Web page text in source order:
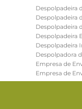
Despolpadeira
Despolpadeira
Despolpadeira
Despolpadeira
Despolpadeira
Despolpadora
Empresa de
Empresa de
Empresa de
Envasadora